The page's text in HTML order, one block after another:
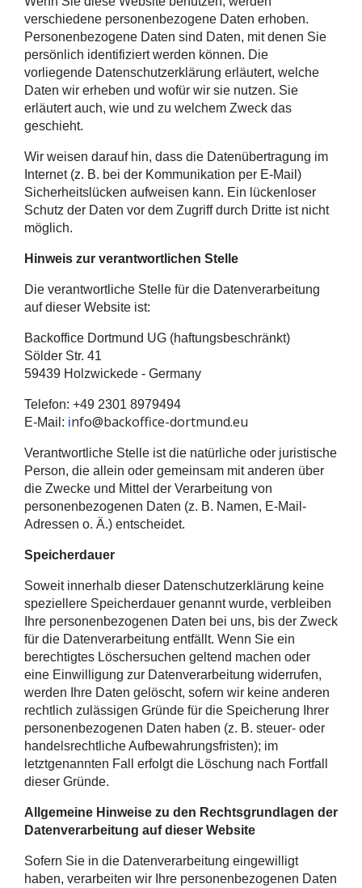
verschiedene personenbezogene Daten erhoben.
Personenbezogene Daten sind Daten, mit denen Sie
persönlich identifiziert werden können. Die
vorliegende Datenschutzerklärung erläutert, welche
Daten wir erheben und wofür wir sie nutzen. Sie
erläutert auch, wie und zu welchem Zweck das
geschieht.
Wir weisen darauf hin, dass die Datenübertragung im
Internet (z. B. bei der Kommunikation per E-Mail)
Sicherheitslücken aufweisen kann. Ein lückenloser
Schutz der Daten vor dem Zugriff durch Dritte ist nicht
möglich.
Hinweis zur verantwortlichen Stelle
Die verantwortliche Stelle für die Datenverarbeitung
auf dieser Website ist:
Backoffice Dortmund UG (haftungsbeschränkt)
Sölder Str. 41
59439 Holzwickede - Germany
Telefon: +49 2301 8979494
E-Mail: info@backoffice-dortmund.eu
Verantwortliche Stelle ist die natürliche oder juristische
Person, die allein oder gemeinsam mit anderen über
die Zwecke und Mittel der Verarbeitung von
personenbezogenen Daten (z. B. Namen, E-Mail-
Adressen o. Ä.) entscheidet.
Speicherdauer
Soweit innerhalb dieser Datenschutzerklärung keine
speziellere Speicherdauer genannt wurde, verbleiben
Ihre personenbezogenen Daten bei uns, bis der Zweck
für die Datenverarbeitung entfällt. Wenn Sie ein
berechtigtes Löschersuchen geltend machen oder
eine Einwilligung zur Datenverarbeitung widerrufen,
werden Ihre Daten gelöscht, sofern wir keine anderen
rechtlich zulässigen Gründe für die Speicherung Ihrer
personenbezogenen Daten haben (z. B. steuer- oder
handelsrechtliche Aufbewahrungsfristen); im
letztgenannten Fall erfolgt die Löschung nach Fortfall
dieser Gründe.
Allgemeine Hinweise zu den Rechtsgrundlagen der
Datenverarbeitung auf dieser Website
Sofern Sie in die Datenverarbeitung eingewilligt
haben, verarbeiten wir Ihre personenbezogenen Daten